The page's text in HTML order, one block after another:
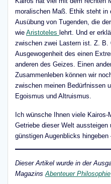
moralischen Maß. Ethik steht in
Ausübung von Tugenden, die
wie Aristoteles lehrt. Und er
zwischen zwei Lastern ist. Z. B.
Ausgewogenheit des einen
anderen des Geizes. Einen
Zusammenleben können wir
zwischen meinen Bedürfnissen
Egoismus und Altruismus.
Ich wünsche Ihnen viele
Getriebe dieser Welt
günstigen Augenblicks
Dieser Artikel wurde in der
Magazins Abenteuer Philosophie